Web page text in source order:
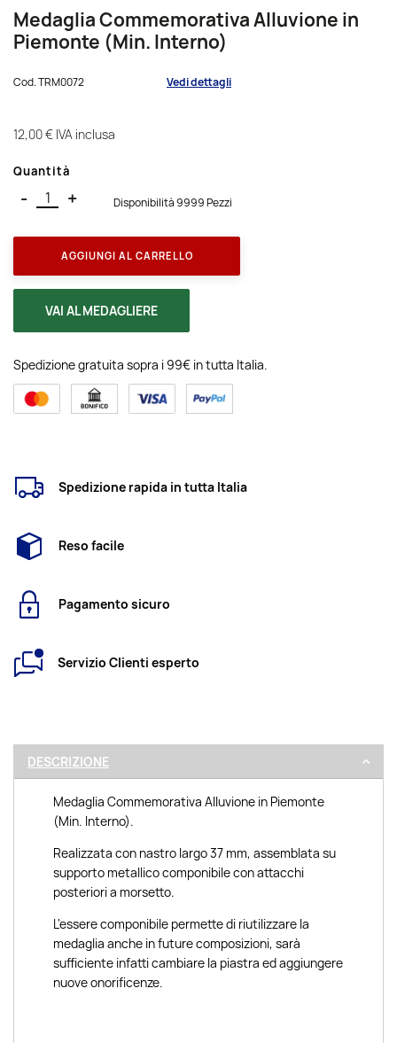
Medaglia Commemorativa Alluvione in
Piemonte (Min. Interno)
Cod.TRM0072 Vedi dettagli
12,00 € IVA inclusa
Quantità
- + Disponibilità 9999 Pezzi
AGGIUNGI AL CARRELLO
VAI AL MEDAGLIERE
Spedizione gratuita sopra i 99€ in tutta Italia.
Spedizione rapida in tutta Italia
Reso facile
Pagamento sicuro
Servizio Clienti esperto
DESCRIZIONE
Medaglia Commemorativa Alluvione in Piemonte
(Min. Interno).
Realizzata con nastro largo 37 mm, assemblata su
supporto metallico componibile con attacchi
posteriori a morsetto.
L'essere componibile permette di riutilizzare la
medaglia anche in future composizioni, sarà
sufficiente infatti cambiare la piastra ed aggiungere
nuove onorificenze.